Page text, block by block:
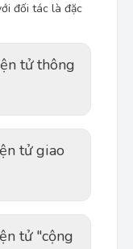
đối tác là đặc
tử thông
tử giao
tử "cộng